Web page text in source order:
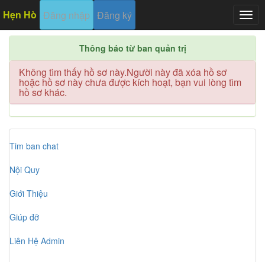
Hẹn Hò Đăng nhập Đăng ký
Thông báo từ ban quản trị
Không tìm thấy hồ sơ này.Người này đã xóa hồ sơ
hoặc hồ sơ này chưa được kích hoạt, bạn vui lòng tìm
hồ sơ khác.
Tim ban chat
Nội Quy
Giới Thiệu
Giúp đỡ
Liên Hệ Admin